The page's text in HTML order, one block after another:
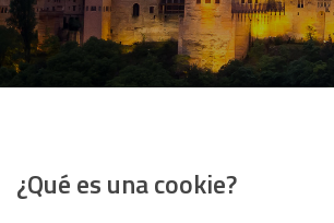
¿Qué es una cookie?